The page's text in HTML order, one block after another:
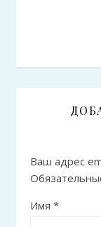
Ваш адрес
Имя *